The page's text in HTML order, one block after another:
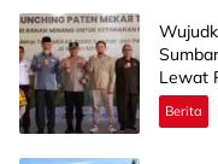
Lewat
Berita